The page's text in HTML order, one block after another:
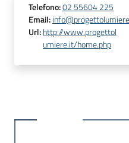
Telefono:02 55604 225
Email:
Url:http://www.progettol
umiere.it/home.php